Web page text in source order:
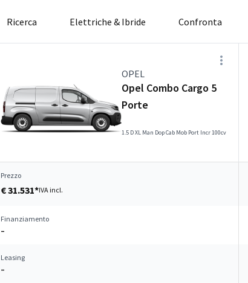
Ricerca Elettriche & Ibride Confronta
OPEL
Opel Combo Cargo 5
Porte
1.5 D XL Man Dop Cab Mob Port Incr 100cv
Prezzo
€ 31.531*IVA incl.
Finanziamento
–
Leasing
–